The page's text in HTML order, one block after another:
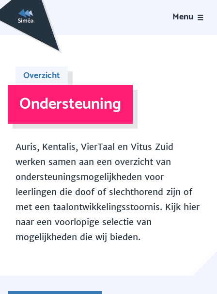
Menu
Overzicht
Ondersteuning
Auris, Kentalis, VierTaal en Vitus Zuid
werken samen aan een overzicht van
ondersteuningsmogelijkheden voor
leerlingen die doof of slechthorend zijn of
met een taalontwikkelingsstoornis. Kijk hier
naar een voorlopige selectie van
mogelijkheden die wij bieden.